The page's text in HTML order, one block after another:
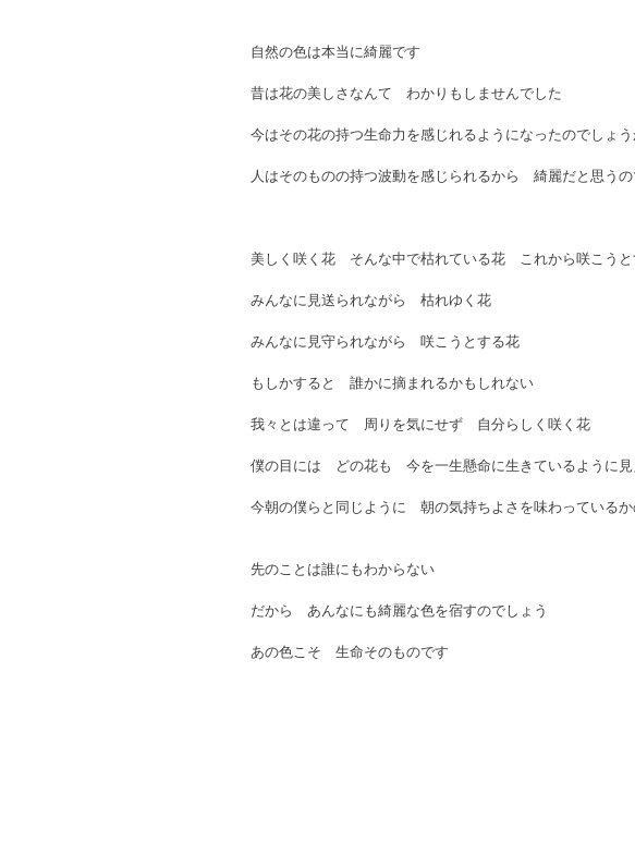
自然の色は本当に綺麗です
昔は花の美しさなんて　わかりもしませんでした
今はその花の持つ生命力を感じれるようになったのでしょ
人はそのものの持つ波動を感じられるから　綺麗だと思うの
美しく咲く花　そんな中で枯れている花　これから咲こう
みんなに見送られながら　枯れゆく花
みんなに見守られながら　咲こうとする花
もしかすると　誰かに摘まれるかもしれない
我々とは違って　周りを気にせず　自分らしく咲く花
僕の目には　どの花も　今を一生懸命に生きているように
今朝の僕らと同じように　朝の気持ちよさを味わっている
先のことは誰にもわからない
だから　あんなにも綺麗な色を宿すのでしょう
あの色こそ　生命そのものです